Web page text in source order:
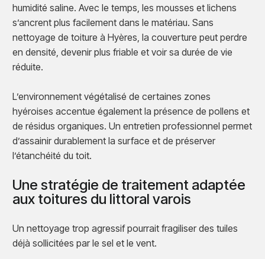
humidité saline. Avec le temps, les mousses et lichens
s’ancrent plus facilement dans le matériau. Sans
nettoyage de toiture à Hyères, la couverture peut perdre
en densité, devenir plus friable et voir sa durée de vie
réduite.
L’environnement végétalisé de certaines zones
hyéroises accentue également la présence de pollens et
de résidus organiques. Un entretien professionnel permet
d’assainir durablement la surface et de préserver
l’étanchéité du toit.
Une stratégie de traitement adaptée
aux toitures du littoral varois
Un nettoyage trop agressif pourrait fragiliser des tuiles
déjà sollicitées par le sel et le vent.